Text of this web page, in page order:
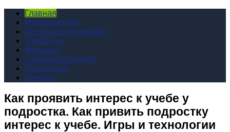
Главная
Кредитование
Денежные переводы
Заработок
Финансы
Семейный бюджет
Технологии
Бренды
Как проявить интерес к учебе у
подростка. Как привить подростку
интерес к учебе. Игры и технологии